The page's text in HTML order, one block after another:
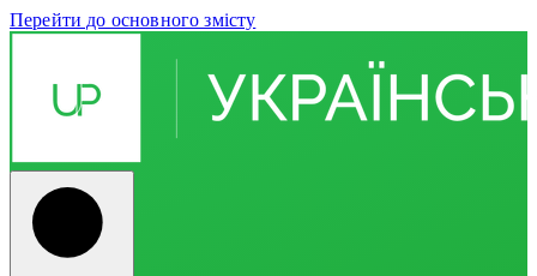
Перейти до основного змісту